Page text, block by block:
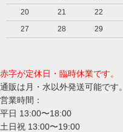
20
21 22
27
28 29
赤字が定休日・臨時休業です。
通販は月・水以外発送可能です。
営業時間：
平日 13:00〜18:00
土日祝 13:00〜19:00